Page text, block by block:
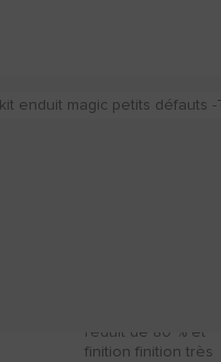
ENDUIT DE
réduit de 80 % et
finition finition très